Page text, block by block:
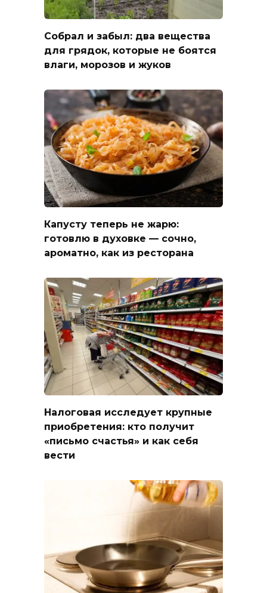
Собрал и забыл: два вещества
для грядок, которые не боятся
влаги, морозов и жуков
Капусту теперь не жарю:
готовлю в духовке — сочно,
ароматно, как из ресторана
Налоговая исследует крупные
приобретения: кто получит
«письмо счастья» и как себя
вести